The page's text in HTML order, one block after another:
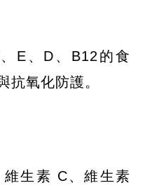
E、D、B12的食
抗氧化防護。
生素 C、維生素